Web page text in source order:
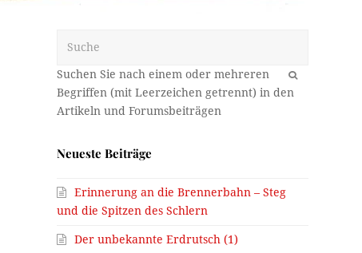
OK
Neueste Beiträge
Erinnerung an die Brennerbahn – Steg
und die Spitzen des Schlern
Der unbekannte Erdrutsch (1)